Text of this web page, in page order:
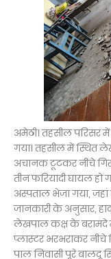
अमेठी। तहसील परिसर
गया। तहसील में स्थित
अचानक टूटकर नीचे
तीन फरियादी घायल
अस्पताल भेजा गया, जहां
जानकारी के अनुसार,
लेखपाल कक्ष के बरामदे
प्लास्टर भरभराकर नीचे
पाल निवासी पूरे बालदू